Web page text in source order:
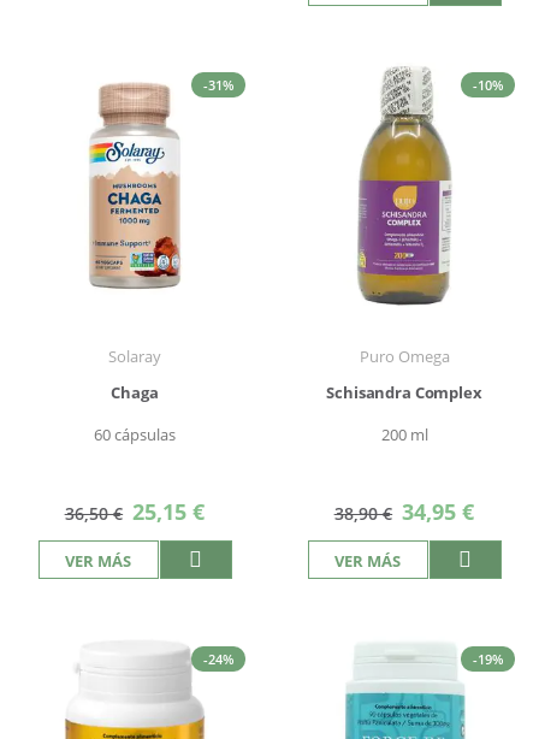
-31%
Solaray
Chaga
60 cápsulas
36,50 € Precio
especial
25,15 €
VER MÁS
-10%
Puro Omega
Schisandra Complex
200 ml
38,90 € Precio
especial
34,95 €
VER MÁS
-24% -19%